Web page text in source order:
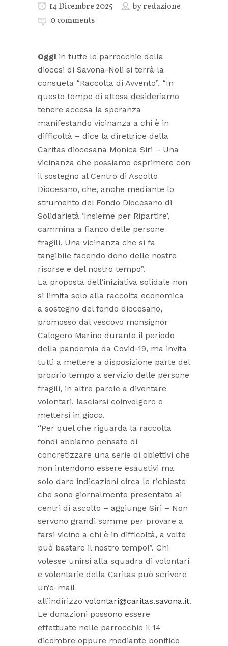
14 Dicembre 2025 byredazione
0 comments
Oggi in tutte le parrocchie della
diocesi di Savona-Noli si terrà la
consueta “Raccolta di Avvento”. “In
questo tempo di attesa desideriamo
tenere accesa la speranza
manifestando vicinanza a chi è in
difficoltà – dice la direttrice della
Caritas diocesana Monica Siri – Una
vicinanza che possiamo esprimere con
il sostegno al Centro di Ascolto
Diocesano, che, anche mediante lo
strumento del Fondo Diocesano di
Solidarietà ‘Insieme per Ripartire’,
cammina a fianco delle persone
fragili. Una vicinanza che si fa
tangibile facendo dono delle nostre
risorse e del nostro tempo”.
La proposta dell’iniziativa solidale non
si limita solo alla raccolta economica
a sostegno del fondo diocesano,
promosso dal vescovo monsignor
Calogero Marino durante il periodo
della pandemia da Covid-19, ma invita
tutti a mettere a disposizione parte del
proprio tempo a servizio delle persone
fragili, in altre parole a diventare
volontari, lasciarsi coinvolgere e
mettersi in gioco.
“Per quel che riguarda la raccolta
fondi abbiamo pensato di
concretizzare una serie di obiettivi che
non intendono essere esaustivi ma
solo dare indicazioni circa le richieste
che sono giornalmente presentate ai
centri di ascolto – aggiunge Siri – Non
servono grandi somme per provare a
farsi vicino a chi è in difficoltà, a volte
può bastare il nostro tempo!”. Chi
volesse unirsi alla squadra di volontari
e volontarie della Caritas può scrivere
un’e-mail
all’indirizzo volontari@caritas.savona.it.
Le donazioni possono essere
effettuate nelle parrocchie il 14
dicembre oppure mediante bonifico